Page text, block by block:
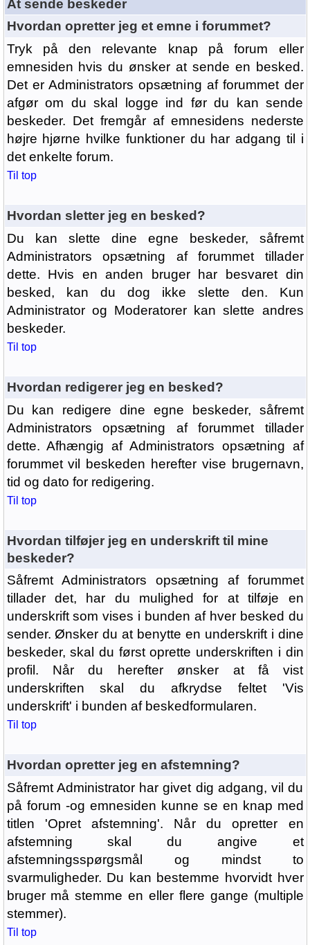
At sende beskeder
Hvordan opretter jeg et emne i forummet?
Tryk på den relevante knap på forum eller
emnesiden hvis du ønsker at sende en besked.
Det er Administrators opsætning af forummet der
afgør om du skal logge ind før du kan sende
beskeder. Det fremgår af emnesidens nederste
højre hjørne hvilke funktioner du har adgang til i
det enkelte forum.
Til top
Hvordan sletter jeg en besked?
Du kan slette dine egne beskeder, såfremt
Administrators opsætning af forummet tillader
dette. Hvis en anden bruger har besvaret din
besked, kan du dog ikke slette den. Kun
Administrator og Moderatorer kan slette andres
beskeder.
Til top
Hvordan redigerer jeg en besked?
Du kan redigere dine egne beskeder, såfremt
Administrators opsætning af forummet tillader
dette. Afhængig af Administrators opsætning af
forummet vil beskeden herefter vise brugernavn,
tid og dato for redigering.
Til top
Hvordan tilføjer jeg en underskrift til mine
beskeder?
Såfremt Administrators opsætning af forummet
tillader det, har du mulighed for at tilføje en
underskrift som vises i bunden af hver besked du
sender. Ønsker du at benytte en underskrift i dine
beskeder, skal du først oprette underskriften i din
profil. Når du herefter ønsker at få vist
underskriften skal du afkrydse feltet 'Vis
underskrift' i bunden af beskedformularen.
Til top
Hvordan opretter jeg en afstemning?
Såfremt Administrator har givet dig adgang, vil du
på forum -og emnesiden kunne se en knap med
titlen 'Opret afstemning'. Når du opretter en
afstemning skal du angive et
afstemningsspørgsmål og mindst to
svarmuligheder. Du kan bestemme hvorvidt hver
bruger må stemme en eller flere gange (multiple
stemmer).
Til top